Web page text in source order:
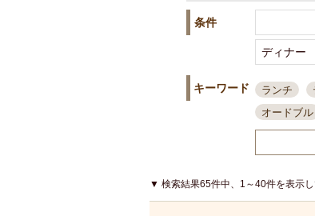
条件
キーワード ランチ
オードブル
接待・会食
結婚式二次
夜10時以
▼ 検索結果65件中、1～40件を表示し